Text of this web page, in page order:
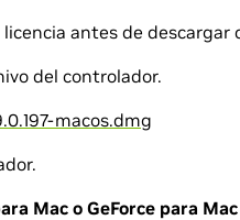
antes de descargar
del controlador.
macos.dmg
Mac o GeForce para